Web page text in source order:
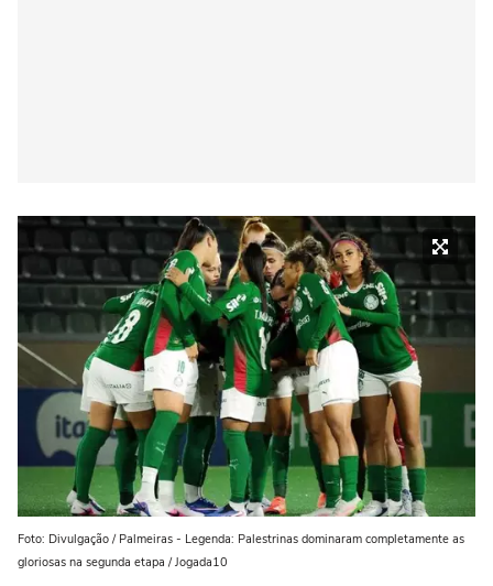
Foto: Divulgação / Palmeiras - Legenda: Palestrinas dominaram completamente as
gloriosas na segunda etapa / Jogada10